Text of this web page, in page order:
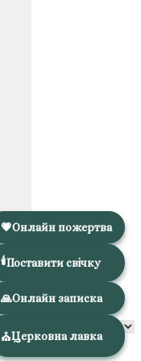
💗Онлайн пожертва
🕯️Поставити свічку
🙏Онлайн записка
⛪Церковна лавка